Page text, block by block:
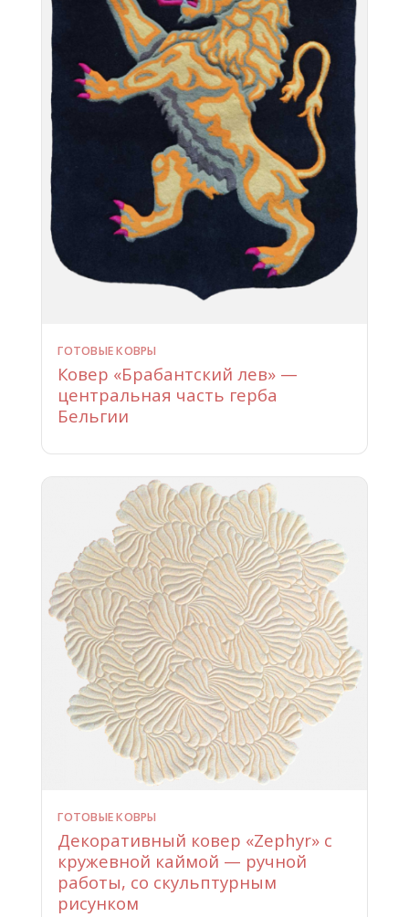
ГОТОВЫЕ КОВРЫ
Ковер «Брабантский лев» —
центральная часть герба
Бельгии
ГОТОВЫЕ КОВРЫ
Декоративный ковер «Zephyr» с
кружевной каймой — ручной
работы, со скульптурным
рисунком